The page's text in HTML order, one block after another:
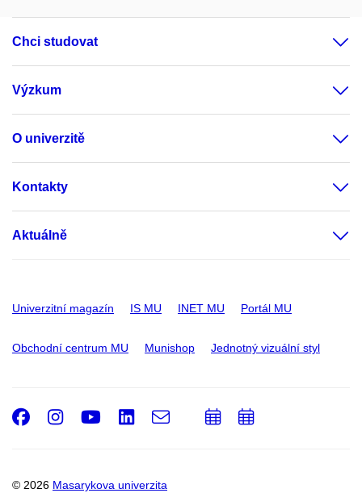
Chci studovat
Výzkum
O univerzitě
Kontakty
Aktuálně
Univerzitní magazín IS MU INET MU Portál MU
Obchodní centrum MU Munishop Jednotný vizuální styl
© 2026 Masarykova univerzita
Facebook
Instagram
Youtube
LinkedIn
e-
PřidatPřidat